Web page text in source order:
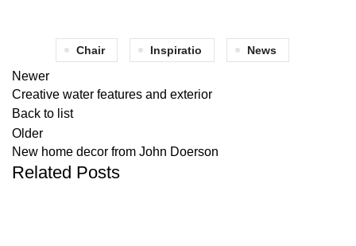
Chair Inspiratio News
Newer
Creative water features and exterior
Back to list
Older
New home decor from John Doerson
Related Posts